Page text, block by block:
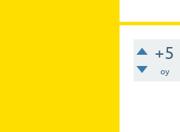
+5
oy